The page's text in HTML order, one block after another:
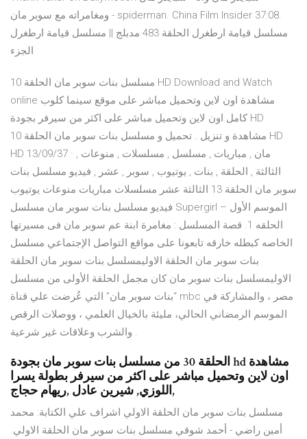
ومغامراته مع سوبر مان - spiderman. China Film Insider 37:08.
مسلسل قيامة ارطغرل الحلقة 483 مدبلج || مسلسل قيامة ارطغرل
الجزء
مسلسل بنات سوبر مان الحلقة 10 HD Download and Watch
online مشاهدة اون لاين وتحميل مباشر على موقع سينما كلوب
كامل اون لاين وتحميل مباشر على اكثر من سيرفر بجودة HD
مشاهدة و تنزيل . تحميل و مسلسل بنات سوبر مان الحلقة 10 HD
HD 13/09/37 · مان , مباريات , مسلسل , مسلسلات , منوعات ,
الثالثة , الحلقة , بنات , يوتيوب , سوبر , عشر , فيديو مسلسل بنات
سوبر مان الحلقة 13 الثالثة عشر مسلسلات مباريات منوعات يوتيوب
فيديو مسلسل بنات سوبر مان مسلسل Supergirl الموسم الأول –
الحلقه 1. قصة المسلسل : مغامرة ابنة عم سوبر مان فى مسيرتها
الخاصه كبطله خارقه تابعونا على مواقع التواصل الإجتماعي مسلسل
بنات سوبر مان الحلقة الاوليمسلسل بنات سوبر مان الحلقة
الاوليمسلسل بنات سوبر مان كان مجمل الحلقة الأولى من مسلسل
“بنات سوبر مان” التي عُرضت علي قناة mbc مصر ، والمشاركة في
الموسم الرمضاني الحالي، مليئة بالخيال العلمي ، ووصلات الرقص
والشرب وعلاقات غير شرعية .
الحلقة 30 من مسلسل بنات سوبر مان بجودة hd مشاهدة
اون لاين وتحميل مباشر على اكثر من سيرفر بطولة يسرا
اللوزي, شيرين عادل ,ريهام حجاج,
مسلسل بنات سوبر مان الحلقة الاولي اشراف علي الكتابة: محمد
أمين راضي - أحمد شوقي مسلسل بنات سوبر مان الحلقة الاولي.